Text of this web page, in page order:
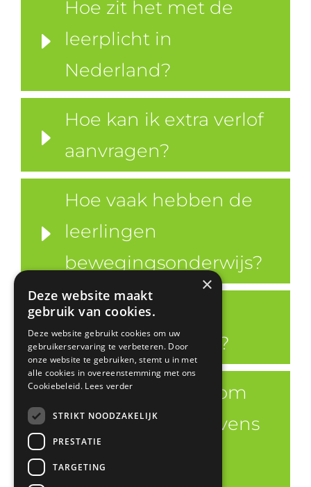
Hoe zit het met de
leerplicht in
Nederland?
Hoe kan ik extra verlof
aanvragen?
Hoe vaak hebben de
leerlingen
bewegingsonderwijs?
Is er nog
schoolzwemmen?
Hoe gaat De Ark om
met privacygegevens
×
Deze website maakt
gebruik van cookies.
Deze website gebruikt cookies om uw
gebruikerservaring te verbeteren. Door
onze website te gebruiken, stemt u in met
alle cookies in overeenstemming met ons
Cookiebeleid. Lees verder
STRIKT NOODZAKELIJK
PRESTATIE
TARGETING